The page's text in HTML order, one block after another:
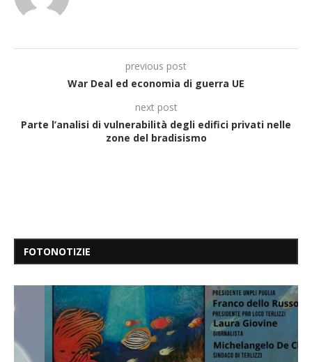
previous post
War Deal ed economia di guerra UE
next post
Parte l’analisi di vulnerabilità degli edifici privati nelle
zone del bradisismo
FOTONOTIZIE